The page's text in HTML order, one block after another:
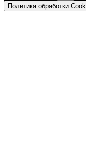
Политика обработки